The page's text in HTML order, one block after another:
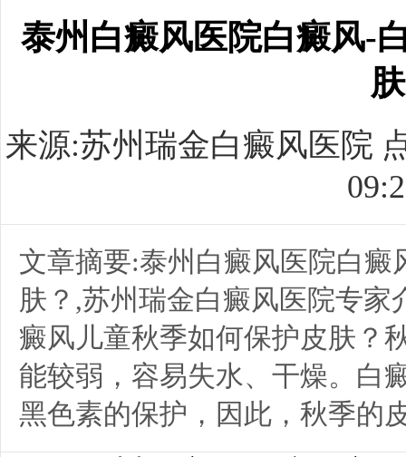
泰州白癜风医院白癜风-
来源:苏州瑞金白癜风医院
文章摘要:泰州白癜风医院白
肤？,苏州瑞金白癜风医院专
癜风儿童秋季如何保护皮肤？
能较弱，容易失水、干燥。白
黑色素的保护，因此，秋季的